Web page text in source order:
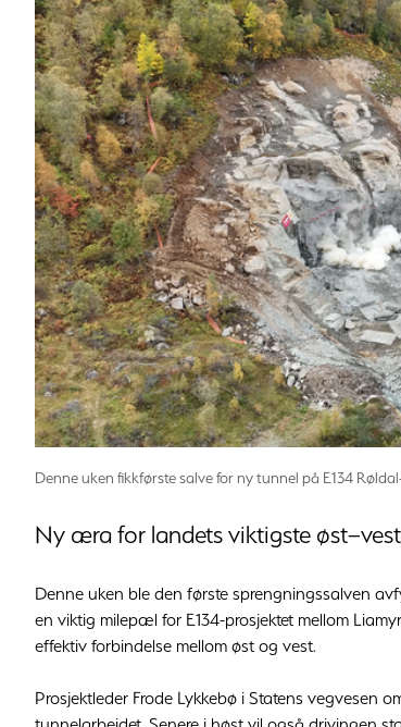
Denne uken fikkførste salve for ny tunnel på E134
Ny æra for landets viktigste
Denne uken ble den første sprengningssalven
en viktig milepæl for E134-prosjektet mellom
effektiv forbindelse mellom øst og vest.
Prosjektleder Frode Lykkebø i Statens vegvesen